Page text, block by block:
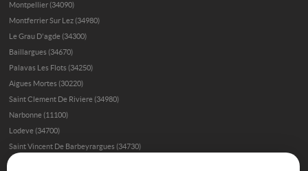
Montpellier (34090)
Montferrier Sur Lez (34980)
Le Grau D'agde (34300)
Baillargues (34670)
Palavas Les Flots (34250)
Aigues Mortes (30220)
Saint Clement De Riviere (34980)
Narbonne (11100)
Lodeve (34700)
Saint Vincent De Barbeyrargues (34730)